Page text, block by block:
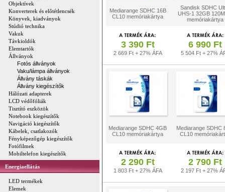
Objektívek
Konverterek és előtétlencsék
Könyvek, kiadványok
Stúdió technika
Vakuk
Távkioldók
Elemtartók
Állványok
Fotós állványok
Vaku/lámpa állványok
Állvány táskák
Állvány kiegészítők
Hálózati adapterek
LCD védőfóliák
Tisztító eszközök
Notebook kiegészítők
Navigáció kiegészítők
Kábelek, csatlakozók
Fényképezőgép kiegészítők
Fotófilmek
Mobiltelefon kiegészítők
Energiaellátás
LED termékek
Elemek
Mediarange SDHC 16B
CL10 memóriakártya
Sandisk SDHC
UHS-1 32GB
memóriakártya
3 390 Ft
2 669 Ft + 27% ÁFA
6 990 Ft
5 504 Ft + 27%
Mediarange SDHC 4GB
CL10 memóriakártya
Mediarange SDHC
CL10
2 290 Ft
1 803 Ft + 27% ÁFA
2 790 Ft
2 197 Ft + 27%